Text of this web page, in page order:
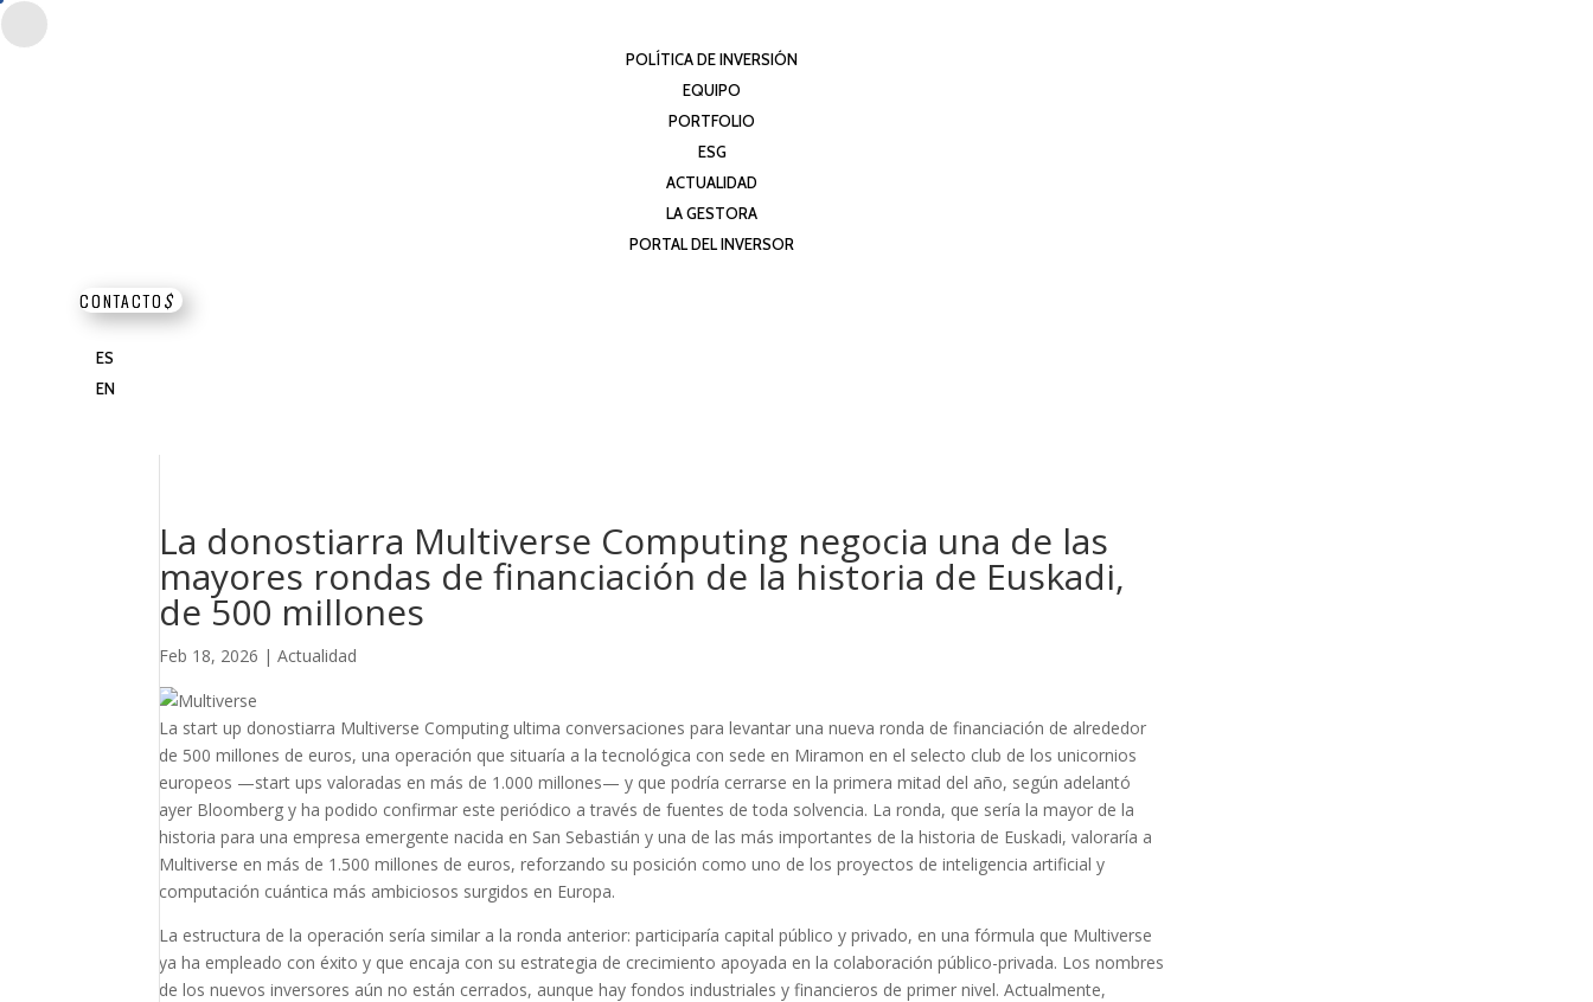
POLÍTICA DE INVERSIÓN
EQUIPO
PORTFOLIO
ESG
ACTUALIDAD
LA GESTORA
PORTAL DEL INVERSOR
CONTACTO$
ES
EN
La donostiarra Multiverse Computing negocia una de las
mayores rondas de financiación de la historia de Euskadi,
de 500 millones
Feb 18, 2026 |Actualidad
La start up donostiarra Multiverse Computing ultima conversaciones para levantar una nueva ronda de financiación de alrededor
de 500 millones de euros, una operación que situaría a la tecnológica con sede en Miramon en el selecto club de los unicornios
europeos —start ups valoradas en más de 1.000 millones— y que podría cerrarse en la primera mitad del año, según adelantó
ayer Bloomberg y ha podido confirmar este periódico a través de fuentes de toda solvencia. La ronda, que sería la mayor de la
historia para una empresa emergente nacida en San Sebastián y una de las más importantes de la historia de Euskadi, valoraría a
Multiverse en más de 1.500 millones de euros, reforzando su posición como uno de los proyectos de inteligencia artificial y
computación cuántica más ambiciosos surgidos en Europa.
La estructura de la operación sería similar a la ronda anterior: participaría capital público y privado, en una fórmula que Multiverse
ya ha empleado con éxito y que encaja con su estrategia de crecimiento apoyada en la colaboración público-privada. Los nombres
de los nuevos inversores aún no están cerrados, aunque hay fondos industriales y financieros de primer nivel. Actualmente,